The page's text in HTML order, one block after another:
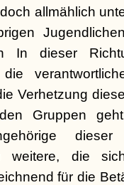
allmählich
In dieser
die
Verhetzung
Gruppen
dieser
weitere, die
für die